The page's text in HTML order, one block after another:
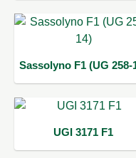
Sassolyno F1 (UG 258-
UGI 3171 F1